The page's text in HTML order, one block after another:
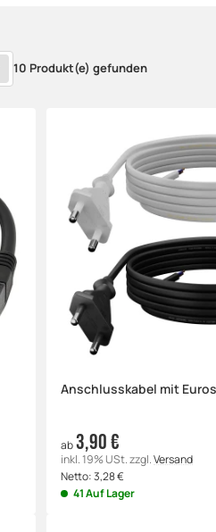
10 Produkt(e) gefunden
Anschlusskabel mit
ab3,90 €
inkl. 19% USt.zzgl.Versand
Netto:3,28€
41 Auf Lager